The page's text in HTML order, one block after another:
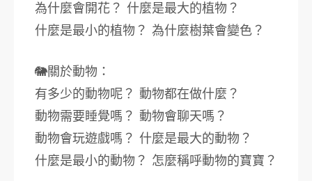
為什麼會開花？ 什麼是最大的植物？
什麼是最小的植物？ 為什麼樹葉會變色？
🐘關於動物：
有多少的動物呢？ 動物都在做什麼？
動物需要睡覺嗎？ 動物會聊天嗎？
動物會玩遊戲嗎？ 什麼是最大的動物？
什麼是最小的動物？ 怎麼稱呼動物的寶寶？